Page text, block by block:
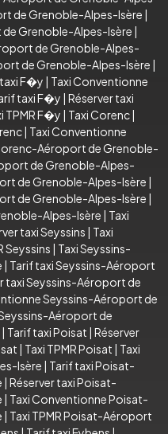
de Grenoble-Alpes-Isère |
Grenoble-Alpes-Isère |
de Grenoble-Alpes-
de Grenoble-Alpes-Isère |
F�y | Taxi Conventionne
taxi F�y | Réserver taxi
TPMR F�y | Taxi Corenc|
| Taxi Conventionne
Aéroport de Grenoble-
de Grenoble-Alpes-
de Grenoble-Alpes-Isère |
de Grenoble-Alpes-Isère |
Alpes-Isère | Taxi
taxi Seyssins | Taxi
Seyssins | Taxi Seyssins-
| Tarif taxi Seyssins-Aéroport
taxi Seyssins-Aéroport de
Seyssins-Aéroport de
Seyssins-Aéroport de
| Tarif taxi Poisat | Réserver
| Taxi TPMR Poisat | Taxi
Isère | Tarif taxi Poisat-
| Réserver taxi Poisat-
| Taxi Conventionne Poisat-
| Taxi TPMR Poisat-Aéroport